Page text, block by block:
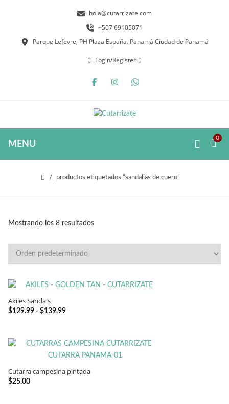
hola@cutarrizate.com
+507 69105071
Parque Lefevre, PH Plaza España. Panamá Ciudad de Panamá
Login/Register
MENU
0
productos etiquetados “sandalias de cuero”
Mostrando los 8 resultados
Akiles Sandals
$129.99 - $139.99Rango
desde
$129.99
hasta
SELECCIONAR OPCIONES
Cutarra campesina pintada
$25.00